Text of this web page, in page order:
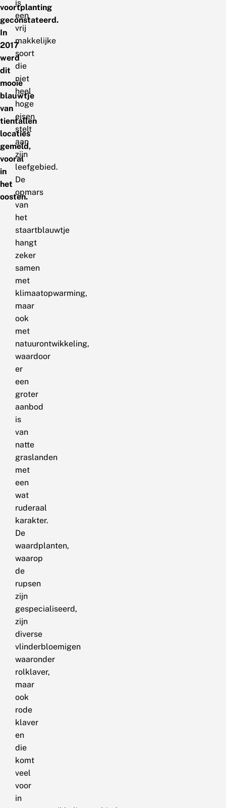
voortplanting
geconstateerd.
In
2017
werd
dit
mooie
blauwtje
van
tientallen
locaties
gemeld,
vooral
in
het
oosten.
is
een
vrij
makkelijke
soort
die
niet
heel
hoge
eisen
stelt
aan
zijn
leefgebied.
De
opmars
van
het
staartblauwtje
hangt
zeker
samen
met
klimaatopwarming,
maar
ook
met
natuurontwikkeling,
waardoor
er
een
groter
aanbod
is
van
natte
graslanden
met
een
wat
ruderaal
karakter.
De
waardplanten,
waarop
de
rupsen
zijn
gespecialiseerd,
zijn
diverse
vlinderbloemigen
waaronder
rolklaver,
maar
ook
rode
klaver
en
die
komt
veel
voor
in